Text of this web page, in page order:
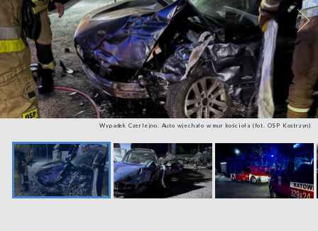
Wypadek Czerlejno. Auto wjechało w mur kościoła (fot. OSP Kostrzyn)